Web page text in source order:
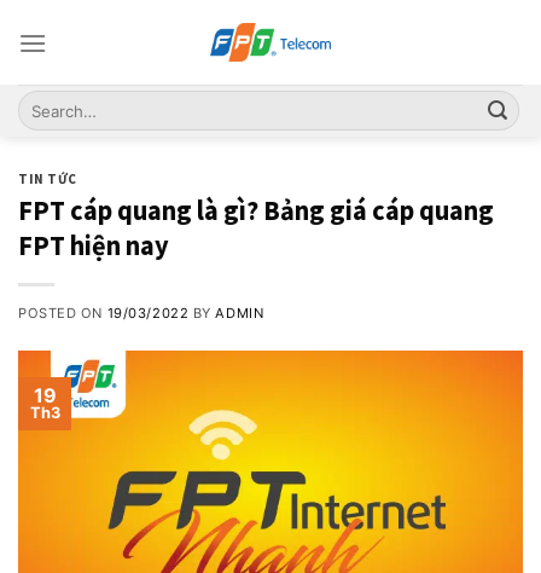
TIN TỨC
FPT cáp quang là gì? Bảng giá cáp quang
FPT hiện nay
POSTED ON 19/03/2022 BYADMIN
19
Th3